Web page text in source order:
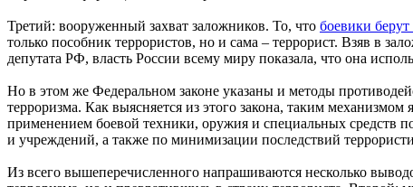
Третий: вооруженный захват заложников. То, что боевики
только пособник террористов, но и сама – террорист. Взяв в
депутата РФ, власть России всему миру показала, что она
Но в этом же Федеральном законе указаны и методы
терроризма. Как выясняется из этого закона, таким
применением боевой техники, оружия и специальных средств
и учреждений, а также по минимизации последствий
Из всего вышеперечисленного напрашиваются несколько